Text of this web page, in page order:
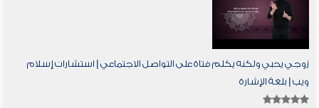
زوجي يحبي ولكنه يكلم فتاة على التواصل الاجتماعي | استشارات إسلام
ويب | بلغة الإشارة